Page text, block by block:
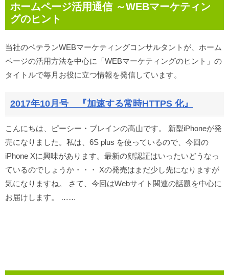
ホームページ活用通信 ～WEBマーケティン
グのヒント
当社のベテランWEBマーケティングコンサルタントが、ホーム
ページの活用方法を中心に「WEBマーケティングのヒント」の
タイトルで毎月お役に立つ情報を発信しています。
2017年10月号 『加速する常時HTTPS 化』
こんにちは、ピーシー・ブレインの高山です。 新型iPhoneが発
売になりました。私は、6S plus を使っているので、今回の
iPhone Xに興味があります。最新の顔認証はいったいどうなっ
ているのでしょうか・・・ Xの発売はまだ少し先になりますが
気になりますね。 さて、今回はWebサイト関連の話題を中心に
お届けします。 ……